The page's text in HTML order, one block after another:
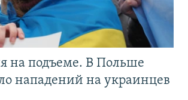
на подъеме. В Польше
нападений на украинцев